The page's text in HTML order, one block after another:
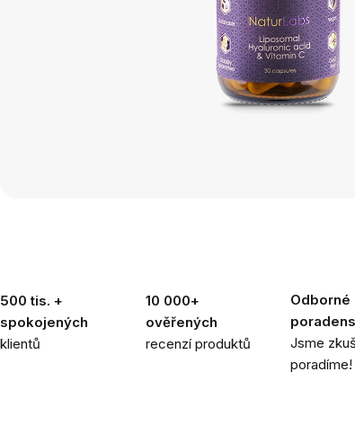
500 tis. +
spokojených
klientů
10 000+
ověřených
recenzí produktů
Odborné
Jsme
poradíme!